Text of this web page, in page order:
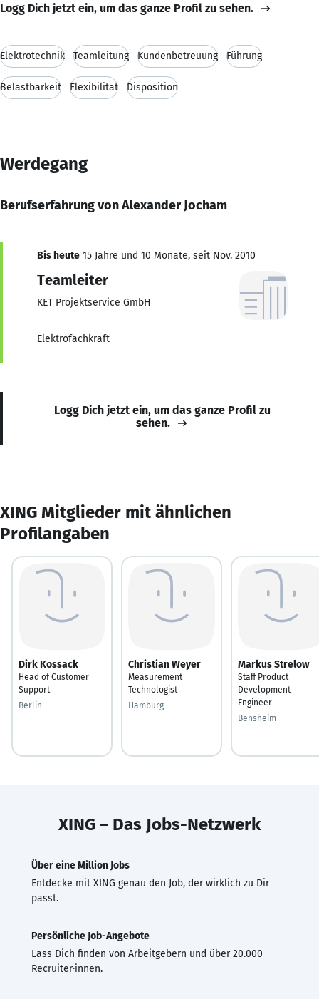
Logg Dich jetzt ein, um das ganze Profil zu sehen.
Elektrotechnik Teamleitung Kundenbetreuung Führung
Belastbarkeit Flexibilität Disposition
Werdegang
Berufserfahrung von Alexander Jocham
Bis heute 15 Jahre und 10 Monate, seit Nov. 2010
Teamleiter
KET Projektservice GmbH
Elektrofachkraft
Logg Dich jetzt ein, um das ganze Profil zu
sehen.
XING Mitglieder mit ähnlichen
Profilangaben
Dirk Kossack
Head of Customer
Support
Berlin
Christian Weyer
Measurement
Technologist
Hamburg
Markus Strelow
Staff Product
Development
Engineer
Bensheim
XING – Das Jobs-Netzwerk
Über eine Million Jobs
Entdecke mit XING genau den Job, der wirklich zu Dir
passt.
Persönliche Job-Angebote
Lass Dich finden von Arbeitgebern und über 20.000
Recruiter·innen.